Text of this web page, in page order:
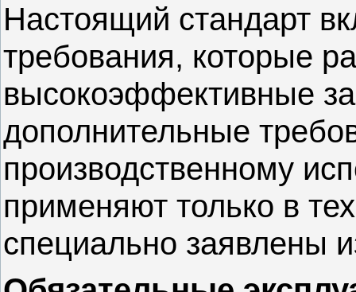
Настоящий стандарт
требования, которые
высокоэффективные
дополнительные
производственному
применяют только в
специально заявлены